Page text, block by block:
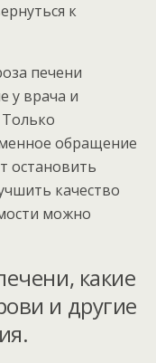
к
печени
у врача и
обращение
остановить
качество
можно
какие
и другие